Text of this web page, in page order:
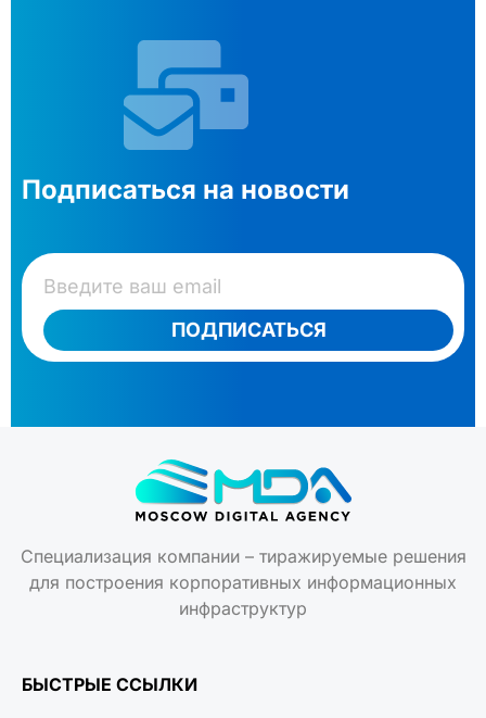
Подписаться на новости
ПОДПИСАТЬСЯ
Специализация компании – тиражируемые решения
для построения корпоративных информационных
инфраструктур
БЫСТРЫЕ ССЫЛКИ